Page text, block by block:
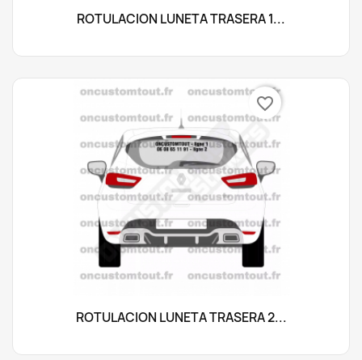
ROTULACIÓN LUNETA TRASERA 1...
ROTULACIÓN LUNETA TRASERA 2...
favorite_border